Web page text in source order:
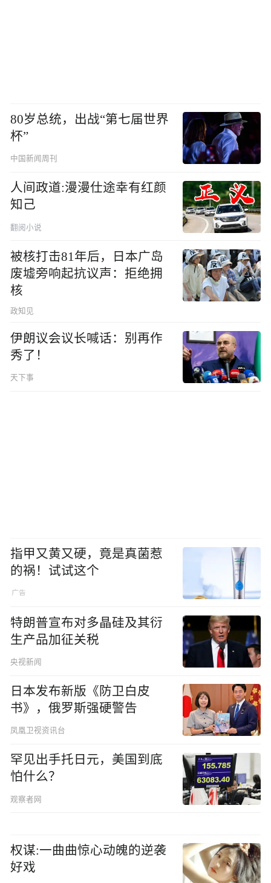
80岁总统，出战“第七届世界
杯”
中国新闻周刊
人间政道:漫漫仕途幸有红颜
知己
翻阅小说
被核打击81年后，日本广岛
废墟旁响起抗议声：拒绝拥
核
政知见
伊朗议会议长喊话：别再作
秀了！
天下事
指甲又黄又硬，竟是真菌惹
的祸！试试这个
特朗普宣布对多晶硅及其衍
生产品加征关税
央视新闻
日本发布新版《防卫白皮
书》，俄罗斯强硬警告
凤凰卫视资讯台
罕见出手托日元，美国到底
怕什么？
观察者网
权谋:一曲曲惊心动魄的逆袭
好戏